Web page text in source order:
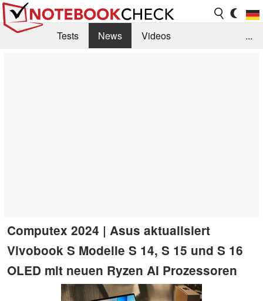
Tests News
Videos
...
Computex 2024 | Asus aktualisiert
Vivobook S Modelle S 14, S 15 und S 16
OLED mit neuen Ryzen AI Prozessoren